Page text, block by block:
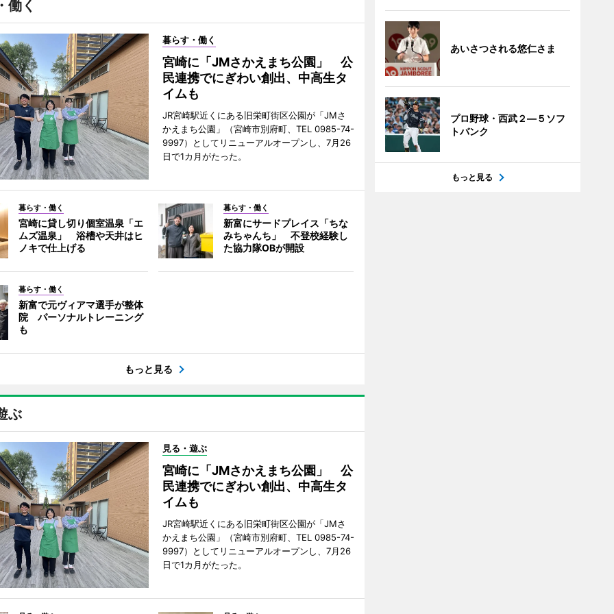
働く
暮らす・働く
宮崎に「JMさかえまち公園」 公
民連携でにぎわい創出、中高生タ
イムも
JR宮崎駅近くにある旧栄町街区公園が「JMさ
かえまち公園」（宮崎市別府町、TEL 0985-74-
9997）としてリニューアルオープンし、7月26
日で1カ月がたった。
暮らす・働く
宮崎に貸し切り個室温泉「エ
ムズ温泉」 浴槽や天井はヒ
ノキで仕上げる
暮らす・働く
新富にサードプレイス「ちな
みちゃんち」 不登校経験し
た協力隊OBが開設
暮らす・働く
新富で元ヴィアマ選手が整体
院 パーソナルトレーニング
も
もっと見る
ぶ
見る・遊ぶ
宮崎に「JMさかえまち公園」 公
民連携でにぎわい創出、中高生タ
イムも
JR宮崎駅近くにある旧栄町街区公園が「JMさ
かえまち公園」（宮崎市別府町、TEL 0985-74-
9997）としてリニューアルオープンし、7月26
日で1カ月がたった。
あいさつされる悠仁さま
プロ野球・西武２―５ソフ
トバンク
もっと見る